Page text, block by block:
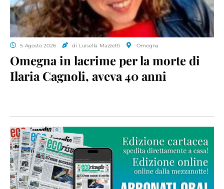
5 Agosto 2026 di Luisella Mazzetti Omegna
Omegna in lacrime per la morte di
Ilaria Cagnoli, aveva 40 anni